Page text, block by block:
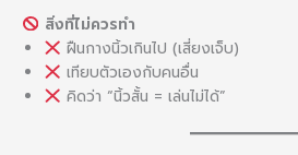
สิ่งที่ไม่ควรทำ
ฝืนกางนิ้วเกินไป (เสี่ยงเจ็บ)
เทียบตัวเองกับคนอื่น
คิดว่า “นิ้วสั้น = เล่นไม่ได้”